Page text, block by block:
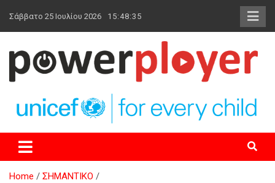
content
Σάββατο 25 Ιουλίου 2026 15:48:36
powerplayer.gr
Home
ΣΗΜΑΝΤΙΚΟ